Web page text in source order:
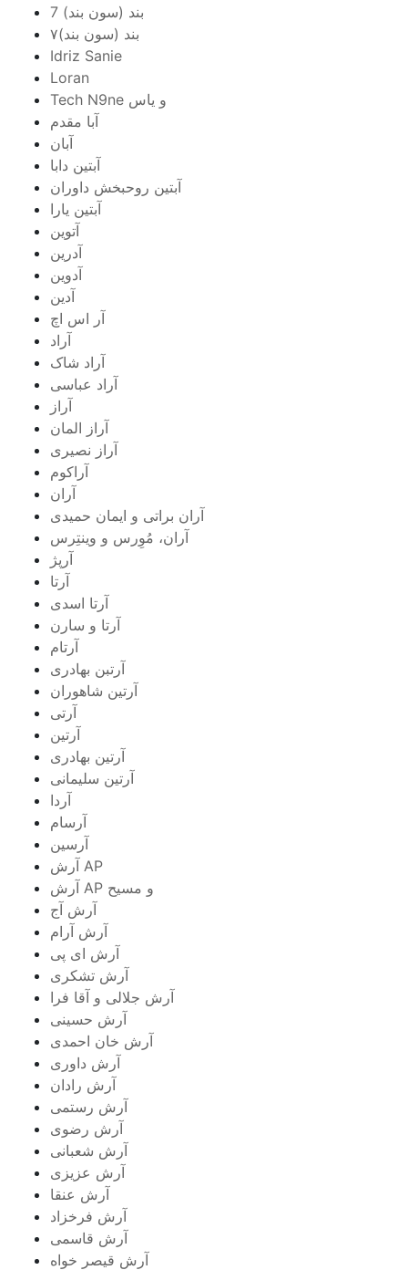
7 بند (سون بند)
۷بند (سون بند)
Idriz Sanie
Loran
Tech N9ne و یاس
آبا مقدم
آبان
آبتین دابا
آبتین روحبخش داوران
آبتین یارا
آتوین
آدرین
آدوین
آدین
آر اس اچ
آراد
آراد شاک
آراد عباسی
آراز
آراز المان
آراز نصیری
آراکوم
آران
آران براتی و ایمان حمیدی
آران، مُوِرس و وینتِرس
آرپژ
آرتا
آرتا اسدی
آرتا و سارن
آرتام
آرتبن بهادری
آرتين شاهوران
آرتی
آرتین
آرتین بهادری
آرتین سلیمانی
آردا
آرسام
آرسین
آرش AP
آرش AP و مسیح
آرش آج
آرش آرام
آرش ای پی
آرش تشکری
آرش جلالی و آقا فرا
آرش حسینی
آرش خان احمدی
آرش داوری
آرش رادان
آرش رستمى
آرش رضوی
آرش شعبانی
آرش عزیزی
آرش عنقا
آرش فرخزاد
آرش قاسمی
آرش قیصر خواه